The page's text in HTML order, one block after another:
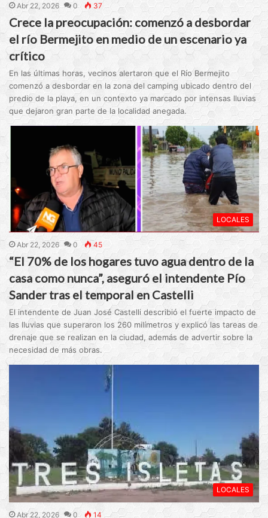
Abr 22, 2026 0 37
Crece la preocupación: comenzó a desbordar
el río Bermejito en medio de un escenario ya
crítico
En las últimas horas, vecinos alertaron que el Río Bermejito
comenzó a desbordar en la zona del camping ubicado dentro del
predio de la playa, en un contexto ya marcado por intensas lluvias
que dejaron gran parte de la localidad anegada.
LOCALES
Abr 22, 2026 0 45
“El 70% de los hogares tuvo agua dentro de la
casa como nunca”, aseguró el intendente Pío
Sander tras el temporal en Castelli
El intendente de Juan José Castelli describió el fuerte impacto de
las lluvias que superaron los 260 milímetros y explicó las tareas de
drenaje que se realizan en la ciudad, además de advertir sobre la
necesidad de más obras.
LOCALES
Abr 22, 2026 0 14